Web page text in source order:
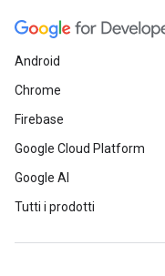
Android
Chrome
Firebase
Google Cloud Platform
Google AI
Tutti i prodotti